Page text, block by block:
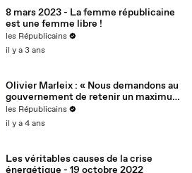
8 mars 2023 - La femme républicaine
est une femme libre !
les Républicains
il y a 3 ans
Olivier Marleix : « Nous demandons au
gouvernement de retenir un maximum
de nos propositions. »
les Républicains
il y a 4 ans
Les véritables causes de la crise
énergétique - 19 octobre 2022